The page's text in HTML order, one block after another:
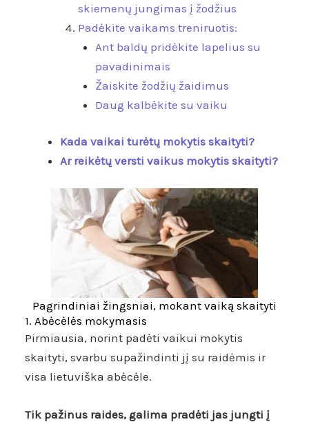
skiemenų jungimas į žodžius
Padėkite vaikams treniruotis:
Ant baldų pridėkite lapelius su
pavadinimais
Žaiskite žodžių žaidimus
Daug kalbėkite su vaiku
Kada vaikai turėtų mokytis skaityti?
Ar reikėtų versti vaikus mokytis skaityti?
Pagrindiniai žingsniai, mokant vaiką skaityti
1. Abėcėlės mokymasis
Pirmiausia, norint padėti vaikui mokytis
skaityti, svarbu supažindinti jį su raidėmis ir
visa lietuviška abėcėle.
Tik pažinus raides, galima pradėti jas jungti į